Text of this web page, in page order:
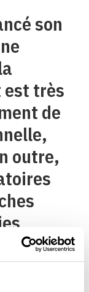
son
très
de
outre,
dans le